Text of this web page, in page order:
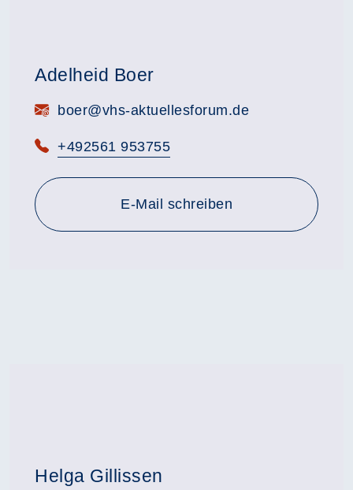
Adelheid Boer
E-Mail:boer@vhs-aktuellesforum.de
Telefon:
+492561 953755
E-Mail schreiben
Helga Gillissen